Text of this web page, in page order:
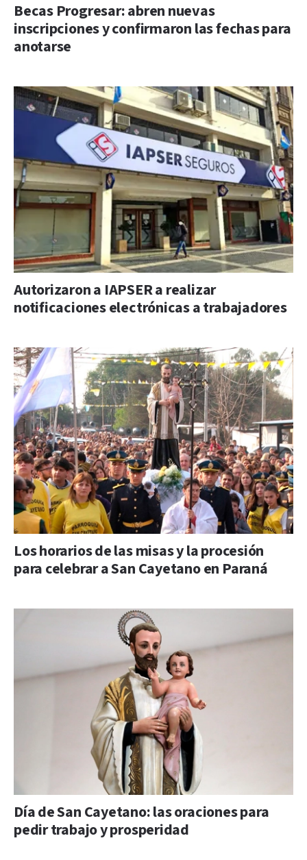
Becas Progresar: abren nuevas
inscripciones y confirmaron las fechas para
anotarse
Autorizaron a IAPSER a realizar
notificaciones electrónicas a trabajadores
Los horarios de las misas y la procesión
para celebrar a San Cayetano en Paraná
Día de San Cayetano: las oraciones para
pedir trabajo y prosperidad